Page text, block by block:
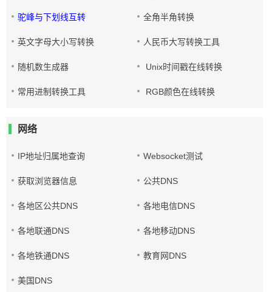
驼峰与下划线互转 全角半角转换
英文字母大小写转换 人民币大写转换工具
随机数生成器 Unix时间戳在线转换
常用进制转换工具 RGB颜色在线转换
网络
IP地址归属地查询 Websocket测试
获取浏览器信息 公共DNS
各地区公共DNS 各地电信DNS
各地联通DNS 各地移动DNS
各地铁通DNS 教育网DNS
美国DNS